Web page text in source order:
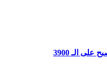
الـ 3900